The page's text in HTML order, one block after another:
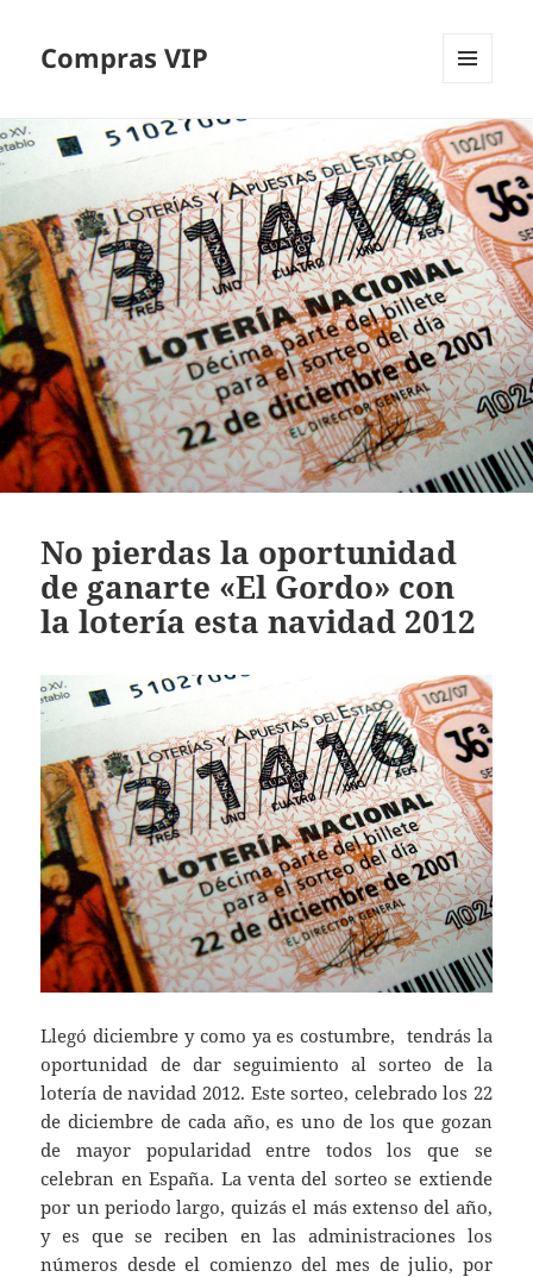
Compras VIP
WIDGETS
No pierdas la oportunidad
de ganarte «El Gordo» con
la lotería esta navidad 2012
Llegó diciembre y como ya es costumbre, tendrás la
oportunidad de dar seguimiento al sorteo de la
lotería de navidad 2012. Este sorteo, celebrado los 22
de diciembre de cada año, es uno de los que gozan
de mayor popularidad entre todos los que se
celebran en España. La venta del sorteo se extiende
por un periodo largo, quizás el más extenso del año,
y es que se reciben en las administraciones los
números desde el comienzo del mes de julio, por